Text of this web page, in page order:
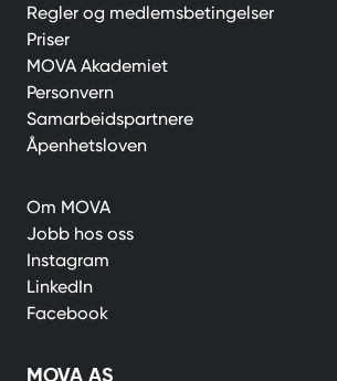
Regler og medlemsbetingelser
Priser
MOVA Akademiet
Personvern
Samarbeidspartnere
Åpenhetsloven
Om MOVA
Jobb hos oss
Instagram
LinkedIn
Facebook
MOVA AS